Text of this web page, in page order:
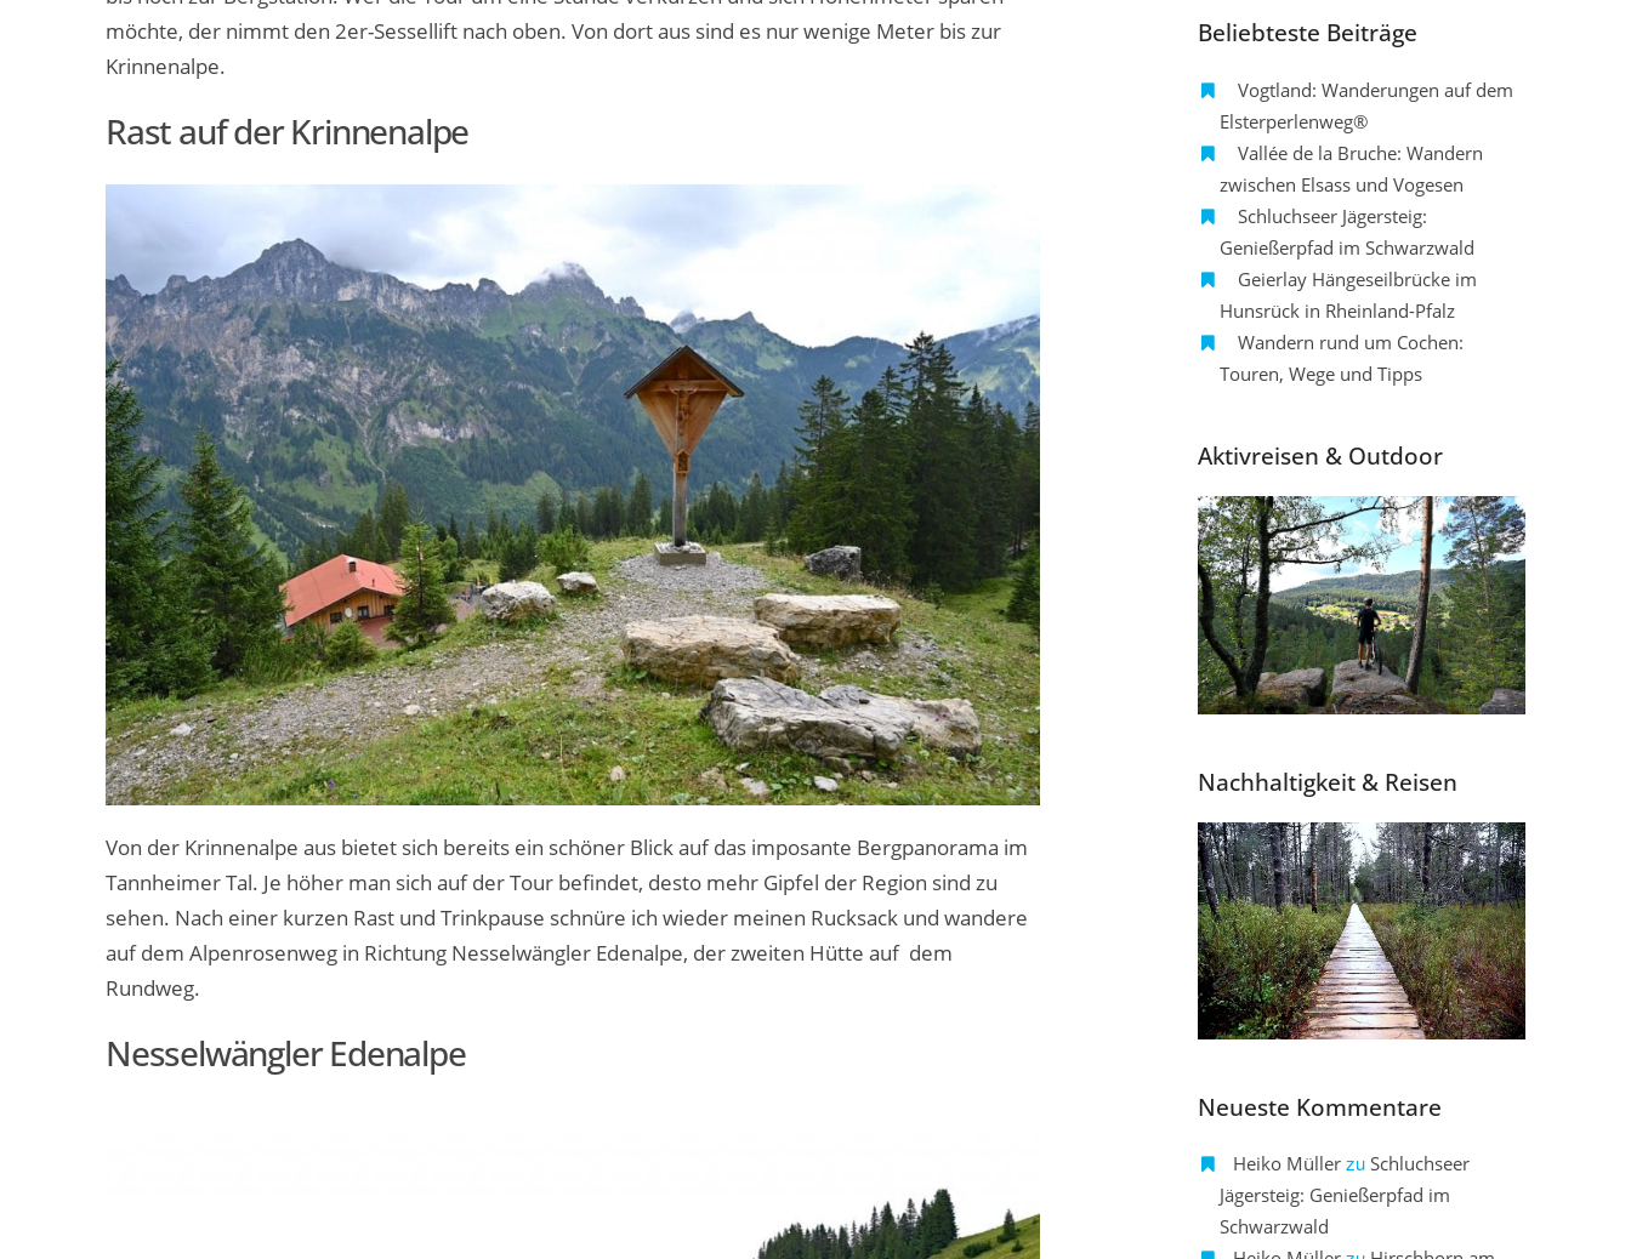
möchte, der nimmt den 2er-Sessellift nach oben. Von dort aus sind es nur wenige Meter bis zur
Krinnenalpe.
Rast auf der Krinnenalpe
Von der Krinnenalpe aus bietet sich bereits ein schöner Blick auf das imposante Bergpanorama im
Tannheimer Tal. Je höher man sich auf der Tour befindet, desto mehr Gipfel der Region sind zu
sehen. Nach einer kurzen Rast und Trinkpause schnüre ich wieder meinen Rucksack und wandere
auf dem Alpenrosenweg in Richtung Nesselwängler Edenalpe, der zweiten Hütte auf dem
Rundweg.
Nesselwängler Edenalpe
Beliebteste Beiträge
Vogtland: Wanderungen auf dem
Elsterperlenweg®
Vallée de la Bruche: Wandern
zwischen Elsass und Vogesen
Schluchseer Jägersteig:
Genießerpfad im Schwarzwald
Geierlay Hängeseilbrücke im
Hunsrück in Rheinland-Pfalz
Wandern rund um Cochen:
Touren, Wege und Tipps
Aktivreisen & Outdoor
Nachhaltigkeit & Reisen
Neueste Kommentare
Heiko Müllerzu Schluchseer
Jägersteig: Genießerpfad im
Schwarzwald